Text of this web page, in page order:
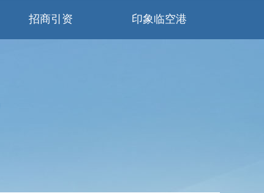
招商引资 印象临空港